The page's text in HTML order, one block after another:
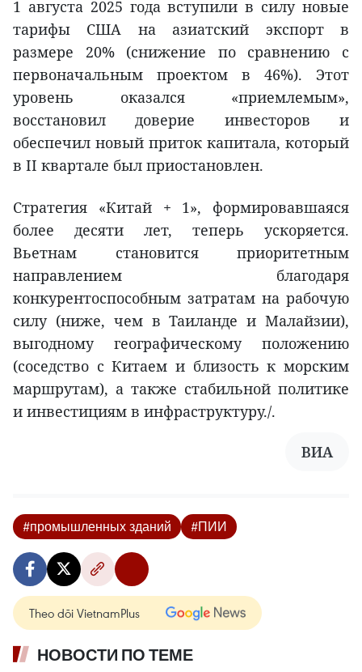
1 августа 2025 года вступили в силу новые
тарифы США на азиатский экспорт в
размере 20% (снижение по сравнению с
первоначальным проектом в 46%). Этот
уровень оказался «приемлемым»,
восстановил доверие инвесторов и
обеспечил новый приток капитала, который
в II квартале был приостановлен.
Стратегия «Китай + 1», формировавшаяся
более десяти лет, теперь ускоряется.
Вьетнам становится приоритетным
направлением благодаря
конкурентоспособным затратам на рабочую
силу (ниже, чем в Таиланде и Малайзии),
выгодному географическому положению
(соседство с Китаем и близость к морским
маршрутам), а также стабильной политике
и инвестициям в инфраструктуру./.
ВИА
#промышленных зданий #ПИИ
Theo dõi VietnamPlus
НОВОСТИ ПО ТЕМЕ